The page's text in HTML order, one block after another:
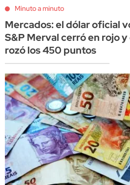
Minuto a minuto
Mercados: el dólar oficial
S&P Merval cerró en rojo
rozó los 450 puntos